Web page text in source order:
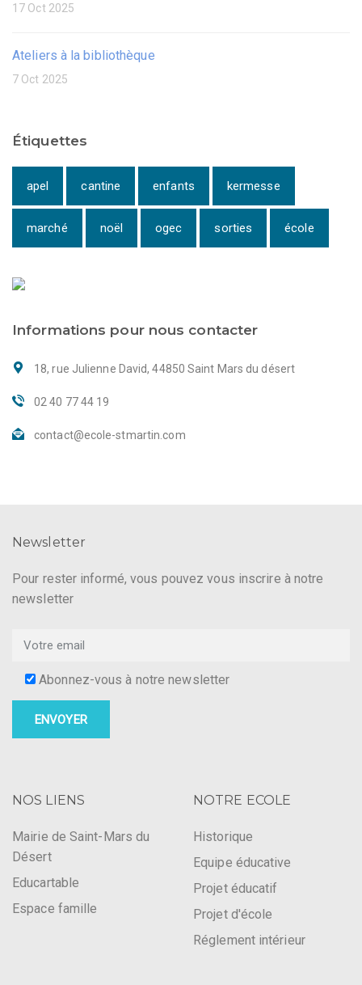
17 Oct 2025
Ateliers à la bibliothèque
7 Oct 2025
Étiquettes
apel cantine enfants kermesse
marché noël ogec sorties école
Informations pour nous contacter
18, rue Julienne David, 44850 Saint Mars du désert
02 40 77 44 19
contact@ecole-stmartin.com
Newsletter
Pour rester informé, vous pouvez vous inscrire à notre
newsletter
Abonnez-vous à notre newsletter
NOS LIENS
Mairie de Saint-Mars du
Désert
Educartable
Espace famille
NOTRE ECOLE
Historique
Equipe éducative
Projet éducatif
Projet d'école
Réglement intérieur